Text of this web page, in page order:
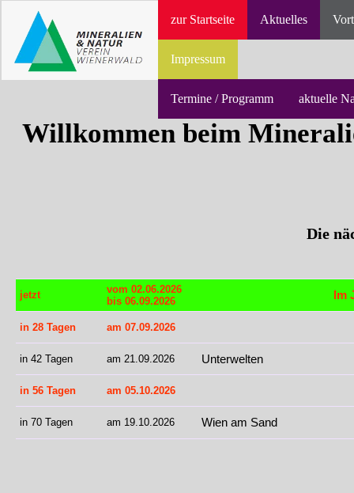
zur Startseite Aktuelles
Impressum
Termine / Programm aktuelle
Willkommen beim
Die
jetzt
vom 02.06.2026
bis 06.09.2026
Im
in 28 Tagen am 07.09.2026
in 42 Tagen am 21.09.2026 Unterwelten
in 56 Tagen am 05.10.2026
in 70 Tagen am 19.10.2026 Wien am Sand